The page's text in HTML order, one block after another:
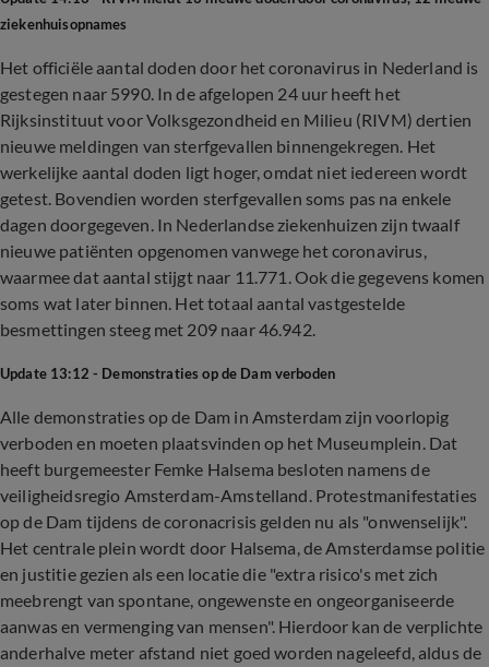
ziekenhuisopnames
Het officiële aantal doden door het coronavirus in Nederland is
gestegen naar 5990. In de afgelopen 24 uur heeft het
Rijksinstituut voor Volksgezondheid en Milieu (RIVM) dertien
nieuwe meldingen van sterfgevallen binnengekregen. Het
werkelijke aantal doden ligt hoger, omdat niet iedereen wordt
getest. Bovendien worden sterfgevallen soms pas na enkele
dagen doorgegeven. In Nederlandse ziekenhuizen zijn twaalf
nieuwe patiënten opgenomen vanwege het coronavirus,
waarmee dat aantal stijgt naar 11.771. Ook die gegevens komen
soms wat later binnen. Het totaal aantal vastgestelde
besmettingen steeg met 209 naar 46.942.
Update 13:12 - Demonstraties op de Dam verboden
Alle demonstraties op de Dam in Amsterdam zijn voorlopig
verboden en moeten plaatsvinden op het Museumplein. Dat
heeft burgemeester Femke Halsema besloten namens de
veiligheidsregio Amsterdam-Amstelland. Protestmanifestaties
op de Dam tijdens de coronacrisis gelden nu als "onwenselijk".
Het centrale plein wordt door Halsema, de Amsterdamse politie
en justitie gezien als een locatie die "extra risico's met zich
meebrengt van spontane, ongewenste en ongeorganiseerde
aanwas en vermenging van mensen". Hierdoor kan de verplichte
anderhalve meter afstand niet goed worden nageleefd, aldus de